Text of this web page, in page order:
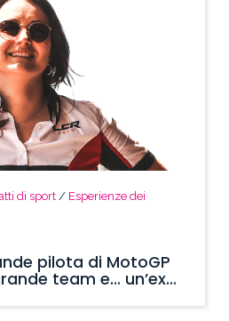
di sport / Esperienze dei
pilota di MotoGP
team e… un’ex